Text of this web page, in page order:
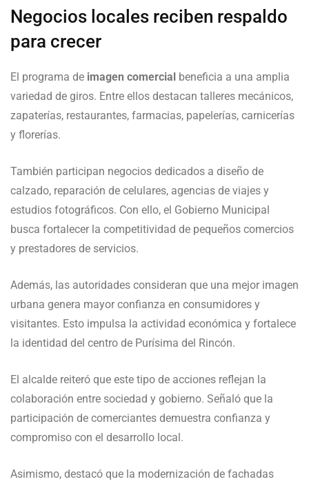
Negocios locales reciben respaldo
para crecer
El programa de imagen comercial beneficia a una amplia
variedad de giros. Entre ellos destacan talleres mecánicos,
zapaterías, restaurantes, farmacias, papelerías, carnicerías
y florerías.
También participan negocios dedicados a diseño de
calzado, reparación de celulares, agencias de viajes y
estudios fotográficos. Con ello, el Gobierno Municipal
busca fortalecer la competitividad de pequeños comercios
y prestadores de servicios.
Además, las autoridades consideran que una mejor imagen
urbana genera mayor confianza en consumidores y
visitantes. Esto impulsa la actividad económica y fortalece
la identidad del centro de Purísima del Rincón.
El alcalde reiteró que este tipo de acciones reflejan la
colaboración entre sociedad y gobierno. Señaló que la
participación de comerciantes demuestra confianza y
compromiso con el desarrollo local.
Asimismo, destacó que la modernización de fachadas